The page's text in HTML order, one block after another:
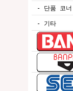
- 단품 코너
- 기타